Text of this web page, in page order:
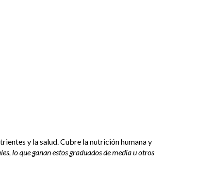
y la salud. Cubre la nutrición humana y
lo que ganan estos graduados de media u otros